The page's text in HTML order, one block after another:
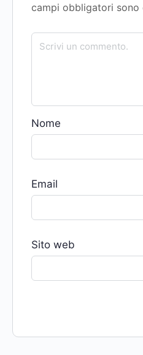
campi obbligatori sono
Nome
Email
Sito web